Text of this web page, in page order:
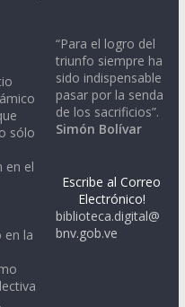
sólo
en el
en la
“Para el logro del
triunfo siempre ha
sido indispensable
pasar por la senda
de los sacrificios”.
Simón Bolívar
Escribe al Correo
Electrónico!
biblioteca.digital@
bnv.gob.ve